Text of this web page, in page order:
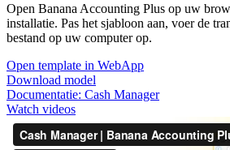
Open Banana Accounting Plus op uw
installatie. Pas het sjabloon aan, voer de
bestand op uw computer op.
Open template in WebApp
Download model
Documentatie: Cash Manager
Watch videos